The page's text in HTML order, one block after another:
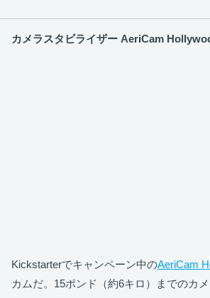
カメラスタビライザー AeriCam
Kickstarterでキャンペーン中のAeriCam
カムだ。15ポンド（約6キロ）までのカ